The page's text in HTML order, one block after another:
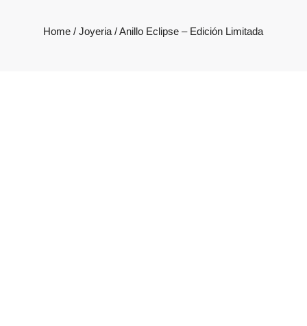
Home /Joyeria / Anillo Eclipse – Edición Limitada